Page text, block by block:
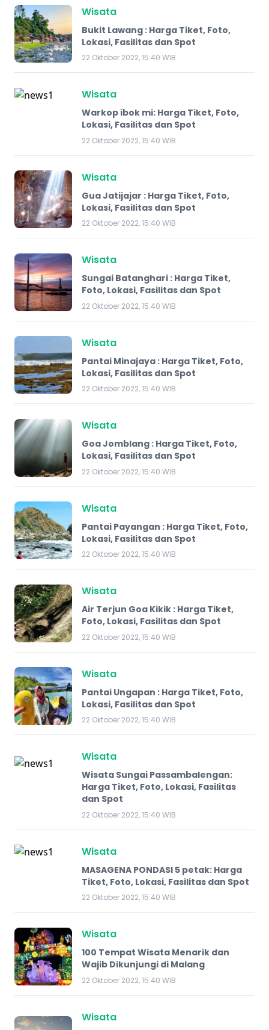
Wisata
Bukit Lawang : Harga Tiket, Foto,
Lokasi, Fasilitas dan Spot
22 Oktober 2022, 15:40 WIB
Wisata
Warkop ibok mi: Harga Tiket, Foto,
Lokasi, Fasilitas dan Spot
22 Oktober 2022, 15:40 WIB
Wisata
Gua Jatijajar : Harga Tiket, Foto,
Lokasi, Fasilitas dan Spot
22 Oktober 2022, 15:40 WIB
Wisata
Sungai Batanghari : Harga Tiket,
Foto, Lokasi, Fasilitas dan Spot
22 Oktober 2022, 15:40 WIB
Wisata
Pantai Minajaya : Harga Tiket, Foto,
Lokasi, Fasilitas dan Spot
22 Oktober 2022, 15:40 WIB
Wisata
Goa Jomblang : Harga Tiket, Foto,
Lokasi, Fasilitas dan Spot
22 Oktober 2022, 15:40 WIB
Wisata
Pantai Payangan : Harga Tiket, Foto,
Lokasi, Fasilitas dan Spot
22 Oktober 2022, 15:40 WIB
Wisata
Air Terjun Goa Kikik : Harga Tiket,
Foto, Lokasi, Fasilitas dan Spot
22 Oktober 2022, 15:40 WIB
Wisata
Pantai Ungapan : Harga Tiket, Foto,
Lokasi, Fasilitas dan Spot
22 Oktober 2022, 15:40 WIB
Wisata
Wisata Sungai Passambalengan:
Harga Tiket, Foto, Lokasi, Fasilitas
dan Spot
22 Oktober 2022, 15:40 WIB
Wisata
MASAGENA PONDASI 5 petak: Harga
Tiket, Foto, Lokasi, Fasilitas dan Spot
22 Oktober 2022, 15:40 WIB
Wisata
100 Tempat Wisata Menarik dan
Wajib Dikunjungi di Malang
22 Oktober 2022, 15:40 WIB
Wisata